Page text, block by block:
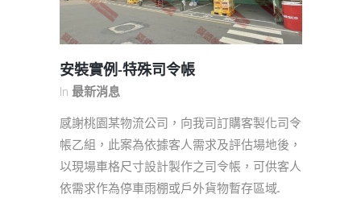
安裝實例-特殊司令帳
In 最新消息
感謝桃園某物流公司，向我司訂購客製化司令
帳乙組，此案為依據客人需求及評估場地後，
以現場車格尺寸設計製作之司令帳，可供客人
依需求作為停車雨棚或戶外貨物暫存區域...